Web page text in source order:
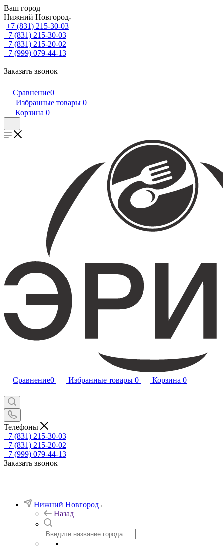
Ваш город
Нижний Новгород
+7 (831) 215-30-03
+7 (831) 215-30-03
+7 (831) 215-20-02
+7 (999) 079-44-13
Заказать звонок
Сравнение0
Избранные товары 0
Корзина 0
Сравнение0 Избранные товары 0 Корзина 0
Телефоны
+7 (831) 215-30-03
+7 (831) 215-20-02
+7 (999) 079-44-13
Заказать звонок
Нижний Новгород
Назад